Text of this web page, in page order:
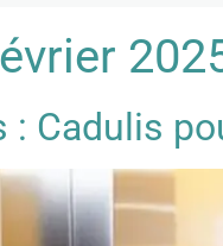
: Cadulis